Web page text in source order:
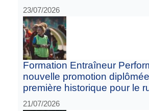
23/07/2026
Formation Entraîneur
nouvelle promotion
première historique pour le
21/07/2026